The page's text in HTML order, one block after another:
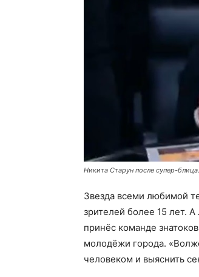
Никита Старун после супер-
Звезда всеми любимой
зрителей более 15 лет.
принёс команде
молодёжи города.
человеком и выяснить